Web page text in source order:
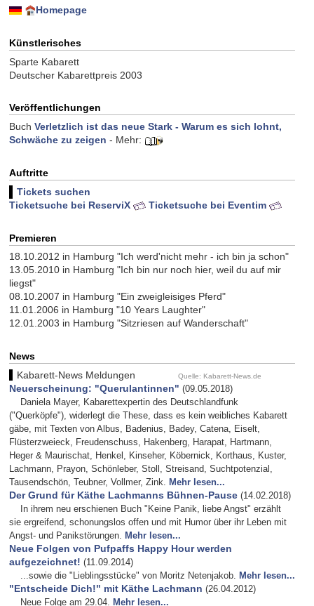
Homepage
Künstlerisches
Sparte Kabarett
Deutscher Kabarettpreis 2003
Veröffentlichungen
Buch Verletzlich ist das neue Stark - Warum es sich lohnt,
Schwäche zu zeigen - Mehr:
Auftritte
Tickets suchen
Ticketsuche bei ReserviX
Ticketsuche bei Eventim
Premieren
18.10.2012 in Hamburg "Ich werd'nicht mehr - ich bin ja schon"
13.05.2010 in Hamburg "Ich bin nur noch hier, weil du auf mir
liegst"
08.10.2007 in Hamburg "Ein zweigleisiges Pferd"
11.01.2006 in Hamburg "10 Years Laughter"
12.01.2003 in Hamburg "Sitzriesen auf Wanderschaft"
News
Kabarett-News Meldungen
Quelle: Kabarett-News.de
Neuerscheinung: "Querulantinnen" (09.05.2018)
Daniela Mayer, Kabarettexpertin des Deutschlandfunk
("Querköpfe"), widerlegt die These, dass es kein weibliches Kabarett
gäbe, mit Texten von Albus, Badenius, Badey, Catena, Eiselt,
Flüsterzweieck, Freudenschuss, Hakenberg, Harapat, Hartmann,
Heger & Maurischat, Henkel, Kinseher, Köbernick, Korthaus, Kuster,
Lachmann, Prayon, Schönleber, Stoll, Streisand, Suchtpotenzial,
Tausendschön, Teubner, Vollmer, Zink. Mehr lesen...
Der Grund für Käthe Lachmanns Bühnen-Pause (14.02.2018)
In ihrem neu erschienen Buch "Keine Panik, liebe Angst" erzählt
sie ergreifend, schonungslos offen und mit Humor über ihr Leben mit
Angst- und Panikstörungen. Mehr lesen...
Neue Folgen von Pufpaffs Happy Hour werden
aufgezeichnet! (11.09.2014)
...sowie die "Lieblingsstücke" von Moritz Netenjakob. Mehr lesen...
"Entscheide Dich!" mit Käthe Lachmann (26.04.2012)
Neue Folge am 29.04. Mehr lesen...